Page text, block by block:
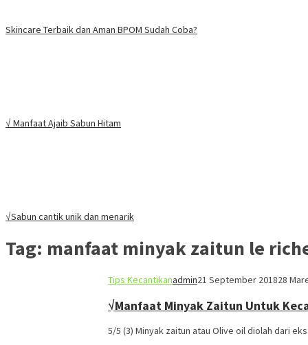
Skincare Terbaik dan Aman BPOM Sudah Coba?
√ Manfaat Ajaib Sabun Hitam
√Sabun cantik unik dan menarik
Tag: manfaat minyak zaitun le
Tips Kecantikanadmin21 September 201828
√Manfaat Minyak Zaitun Untuk
5/5 (3) Minyak zaitun atau Olive oil diolah dari